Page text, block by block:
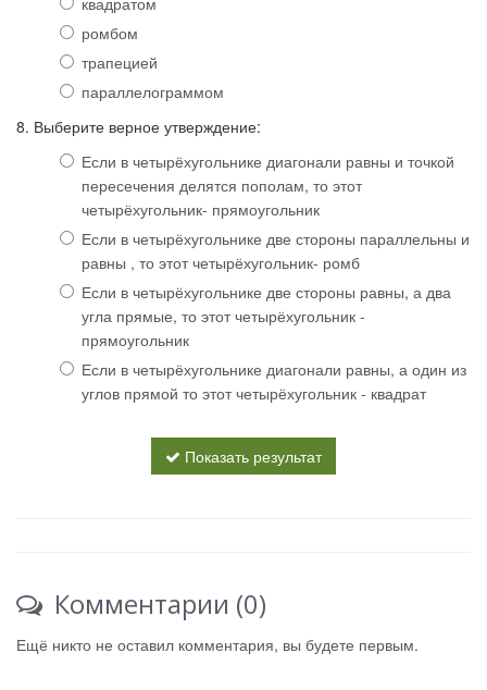
ромбом
трапецией
параллелограммом
8. Выберите верное утверждение:
Если в четырёхугольнике диагонали равны и точкой
пересечения делятся пополам, то этот
четырёхугольник- прямоугольник
Если в четырёхугольнике две стороны параллельны и
равны , то этот четырёхугольник- ромб
Если в четырёхугольнике две стороны равны, а два
угла прямые, то этот четырёхугольник -
прямоугольник
Если в четырёхугольнике диагонали равны, а один из
углов прямой то этот четырёхугольник - квадрат
Показать результат
Комментарии (0)
Ещё никто не оставил комментария, вы будете первым.